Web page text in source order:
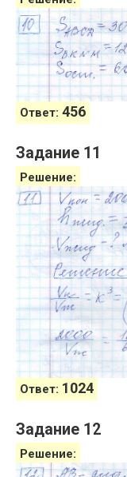
Ответ: 456
Задание 11
Решение:
Ответ: 1024
Задание 12
Решение: